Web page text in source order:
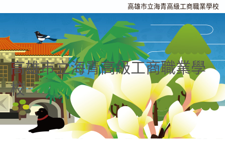
高雄市立海青高級工商職業學校
高雄市立海青高級工商職業學
校